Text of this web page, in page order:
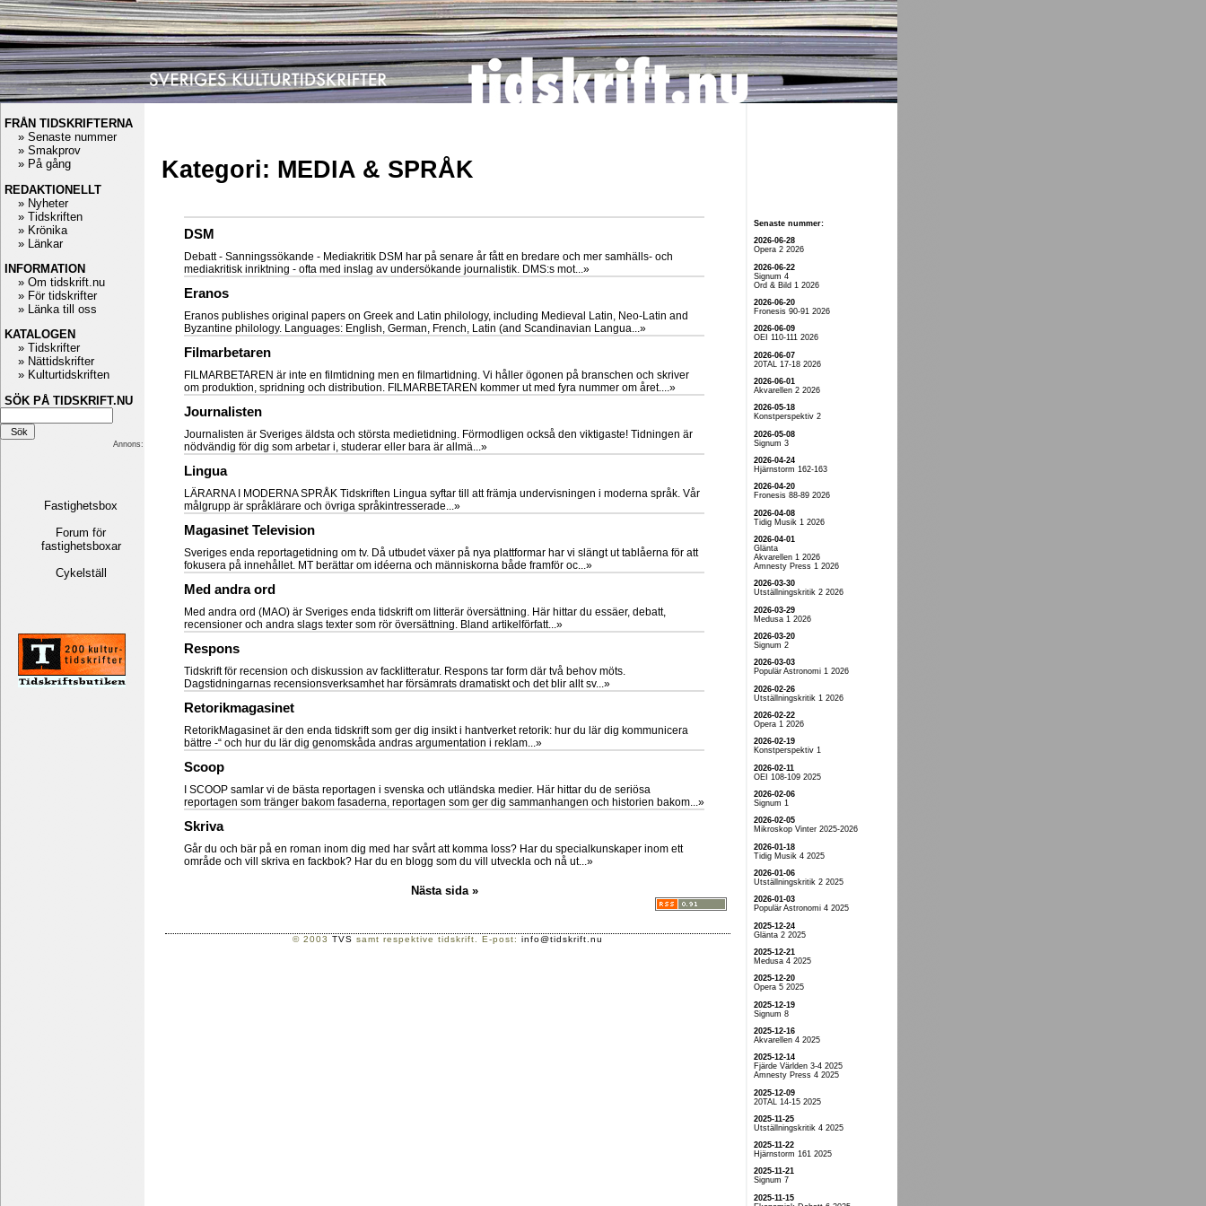
Kategori: MEDIA & SPRÅK
DSM
Debatt - Sanningssökande - Mediakritik DSM har på senare år fått en bredare och mer samhälls- och
mediakritisk inriktning - ofta med inslag av undersökande journalistik. DMS:s mot...»
Eranos
Eranos publishes original papers on Greek and Latin philology, including Medieval Latin, Neo-Latin and
Byzantine philology. Languages: English, German, French, Latin (and Scandinavian Langua...»
Filmarbetaren
FILMARBETAREN är inte en filmtidning men en filmartidning. Vi håller ögonen på branschen och skriver
om produktion, spridning och distribution. FILMARBETAREN kommer ut med fyra nummer om året....»
Journalisten
Journalisten är Sveriges äldsta och största medietidning. Förmodligen också den viktigaste! Tidningen är
nödvändig för dig som arbetar i, studerar eller bara är allmä...»
Lingua
LÄRARNA I MODERNA SPRÅK Tidskriften Lingua syftar till att främja undervisningen i moderna språk. Vår
målgrupp är språklärare och övriga språkintresserade...»
Magasinet Television
Sveriges enda reportage­tidning om tv. Då utbudet växer på nya plattformar har vi slängt ut tablåerna för att
fokusera på innehållet. MT berättar om idéerna och människorna både framför oc...»
Med andra ord
Med andra ord (MAO) är Sveriges enda tidskrift om litterär översättning. Här hittar du essäer, debatt,
recensioner och andra slags texter som rör översättning. Bland artikelförfatt...»
Respons
Tidskrift för recension och diskussion av facklitteratur. Respons tar form där två behov möts.
Dagstidningarnas recensionsverksamhet har försämrats dramatiskt och det blir allt sv...»
Retorikmagasinet
RetorikMagasinet är den enda tidskrift som ger dig insikt i hantverket retorik: hur du lär dig kommunicera
bättre -“ och hur du lär dig genomskåda andras argumentation i reklam...»
Scoop
I SCOOP samlar vi de bästa reportagen i svenska och utländska medier. Här hittar du de seriösa
reportagen som tränger bakom fasaderna, reportagen som ger dig sammanhangen och historien bakom...»
Skriva
Går du och bär på en roman inom dig med har svårt att komma loss? Har du specialkunskaper inom ett
område och vill skriva en fackbok? Har du en blogg som du vill utveckla och nå ut...»
Nästa sida »
© 2003 TVS samt respektive tidskrift. E-post: info@tidskrift.nu
FRÅN TIDSKRIFTERNA
» Senaste nummer
» Smakprov
» På gång
REDAKTIONELLT
» Nyheter
» Tidskriften
» Krönika
» Länkar
INFORMATION
» Om tidskrift.nu
» För tidskrifter
» Länka till oss
KATALOGEN
» Tidskrifter
» Nättidskrifter
» Kulturtidskriften
SÖK PÅ TIDSKRIFT.NU
Annons:
Fastighetsbox
Forum för
fastighetsboxar
Cykelställ
Senaste nummer:
2026-06-28
Opera 2 2026
2026-06-22
Signum 4
Ord & Bild 1 2026
2026-06-20
Fronesis 90-91 2026
2026-06-09
OEI 110-111 2026
2026-06-07
20TAL 17-18 2026
2026-06-01
Akvarellen 2 2026
2026-05-18
Konstperspektiv 2
2026-05-08
Signum 3
2026-04-24
Hjärnstorm 162-163
2026-04-20
Fronesis 88-89 2026
2026-04-08
Tidig Musik 1 2026
2026-04-01
Glänta
Akvarellen 1 2026
Amnesty Press 1 2026
2026-03-30
Utställningskritik 2 2026
2026-03-29
Medusa 1 2026
2026-03-20
Signum 2
2026-03-03
Populär Astronomi 1 2026
2026-02-26
Utställningskritik 1 2026
2026-02-22
Opera 1 2026
2026-02-19
Konstperspektiv 1
2026-02-11
OEI 108-109 2025
2026-02-06
Signum 1
2026-02-05
Mikroskop Vinter 2025-2026
2026-01-18
Tidig Musik 4 2025
2026-01-06
Utställningskritik 2 2025
2026-01-03
Populär Astronomi 4 2025
2025-12-24
Glänta 2 2025
2025-12-21
Medusa 4 2025
2025-12-20
Opera 5 2025
2025-12-19
Signum 8
2025-12-16
Akvarellen 4 2025
2025-12-14
Fjärde Världen 3-4 2025
Amnesty Press 4 2025
2025-12-09
20TAL 14-15 2025
2025-11-25
Utställningskritik 4 2025
2025-11-22
Hjärnstorm 161 2025
2025-11-21
Signum 7
2025-11-15